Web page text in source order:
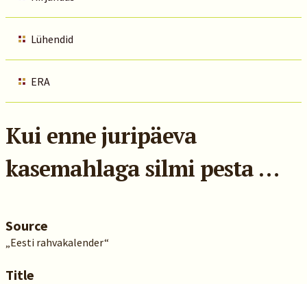
Lühendid
ERA
Kui enne juripäeva
kasemahlaga silmi pesta …
Source
„Eesti rahvakalender“
Title